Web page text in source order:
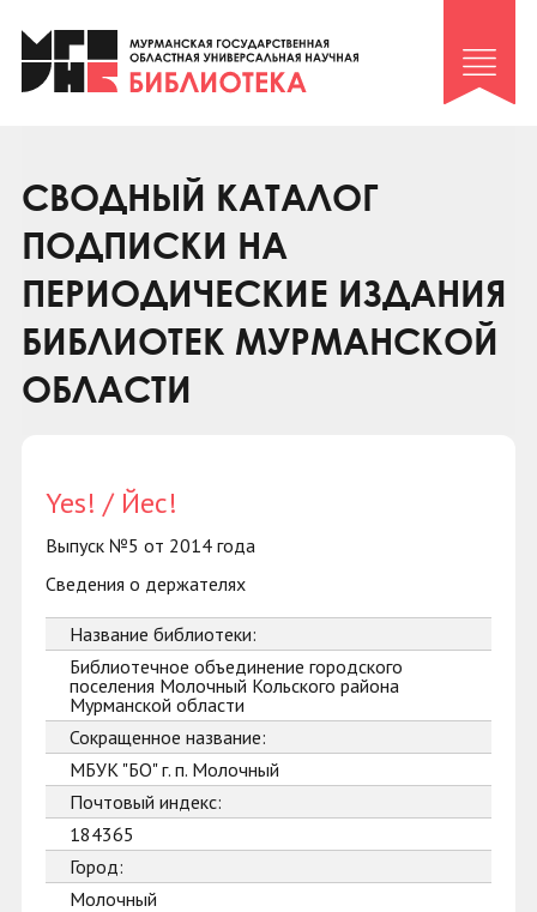
Клуб «Гиря и сельдерей»
Клуб «Семейный архив»
Коллегам
Контакты
СВОДНЫЙ КАТАЛОГ
ПОДПИСКИ НА
ПЕРИОДИЧЕСКИЕ ИЗДАНИЯ
БИБЛИОТЕК МУРМАНСКОЙ
ОБЛАСТИ
Yes! / Йес!
Выпуск №5 от 2014 года
Сведения о держателях
Название библиотеки:
Библиотечное объединение городского
поселения Молочный Кольского района
Мурманской области
Сокращенное название:
МБУК "БО" г. п. Молочный
Почтовый индекс:
184365
Город:
Молочный